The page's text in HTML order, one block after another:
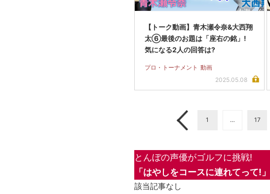
【トーク動画】青木瀬令奈&大西翔
太⑥最後のお題は「座右の銘」!
気になる2人の回答は?
プロ・トーナメント 動画
2025.05.08
1 … 17
とんぼの声優がゴルフに挑戦!
「はやしをコースに連れてって!」
該当記事なし